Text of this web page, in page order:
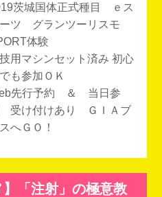
茨城国体正式種目 ｅス
ツ グランツーリスモ
体験
用マシンセット済み 初心
も参加ＯＫ
先行予約 ＆ 当日参
受け付けあり ＧＩＡブ
へＧＯ！
】「注射」の極意教